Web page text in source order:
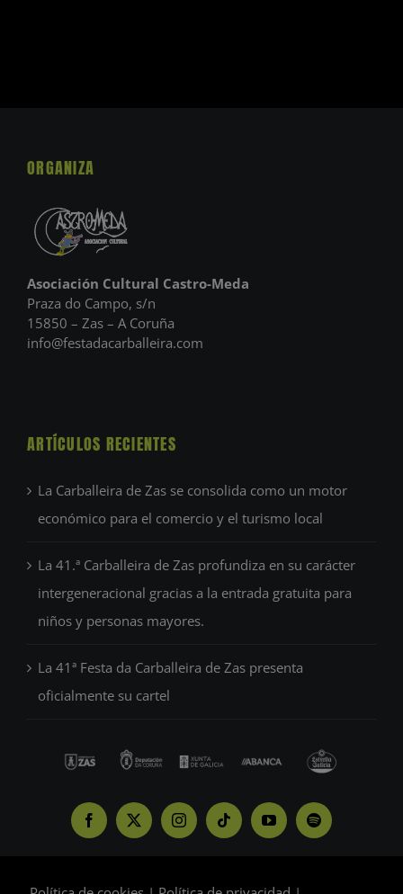
ORGANIZA
Asociación Cultural Castro-Meda
Praza do Campo, s/n
15850 – Zas – A Coruña
info@festadacarballeira.com
ARTÍCULOS RECIENTES
La Carballeira de Zas se consolida como un motor
económico para el comercio y el turismo local
La 41.ª Carballeira de Zas profundiza en su carácter
intergeneracional gracias a la entrada gratuita para
niños y personas mayores.
La 41ª Festa da Carballeira de Zas presenta
oficialmente su cartel